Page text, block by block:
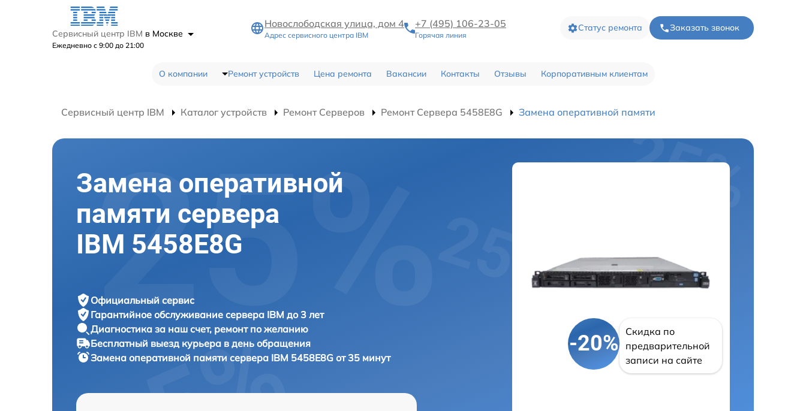
Сервисный центр IBM в Москве
Ежедневно с 9:00 до 21:00
Новослободская улица, дом 4
Адрес сервисного центра IBM
+7 (495) 106-23-05
Горячая линия
Статус ремонта Заказать звонок
О компании Ремонт устройств Цена ремонта Вакансии Контакты Отзывы Корпоративным клиентам
Сервисный центр IBM Каталог устройств Ремонт Серверов Ремонт Сервера 5458E8G Замена оперативной памяти
Замена оперативной
памяти сервера
IBM 5458E8G
Официальный сервис
Гарантийное обслуживание сервера IBM до 3 лет
Диагностика за наш счет, ремонт по желанию
Бесплатный выезд курьера в день обращения
Замена оперативной памяти сервера IBM 5458E8G от 35 минут
-20%
Скидка по
предварительной
записи на сайте